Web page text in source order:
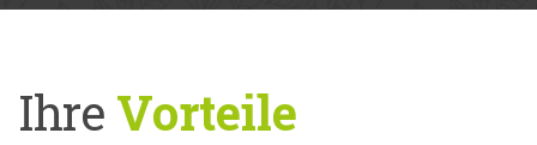
IhreVorteile